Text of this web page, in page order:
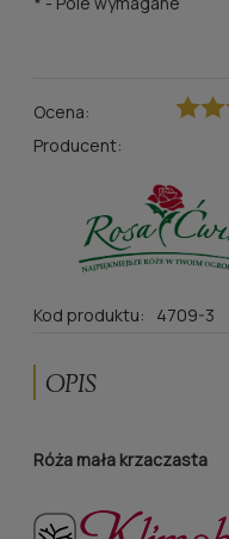
Ocena:
Producent:
Kod produktu: 4709-3
OPIS
Róża mała krzaczasta